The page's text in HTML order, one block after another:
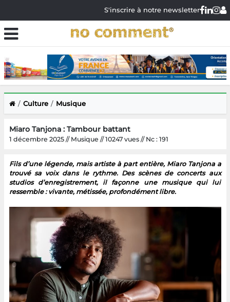
S'inscrire à notre newsletter
Culture Musique
Miaro Tanjona : Tambour battant
1 décembre 2025 // Musique // 10247 vues // Nc : 191
Fils d’une légende, mais artiste à part entière, Miaro Tanjona a
trouvé sa voix dans le rythme. Des scènes de concerts aux
studios d’enregistrement, il façonne une musique qui lui
ressemble : vivante, métissée, profondément libre.